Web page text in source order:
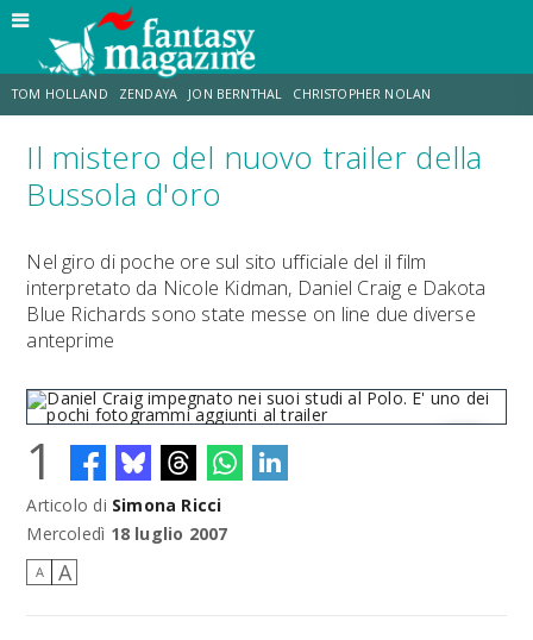
TOM HOLLAND ZENDAYA JON BERNTHAL CHRISTOPHER NOLAN
STRANIMONDI LUCCA COMICS & GAMES ODISSEA CHRIS MCKENNA
Il mistero del nuovo trailer della
Bussola d'oro
Nel giro di poche ore sul sito ufficiale del il film
interpretato da Nicole Kidman, Daniel Craig e Dakota
Blue Richards sono state messe on line due diverse
anteprime
Daniel Craig impegnato nei suoi studi al Polo. E' uno dei pochi
fotogrammi aggiunti al trailer
1
Articolo di Simona Ricci
Mercoledì 18 luglio 2007
A A